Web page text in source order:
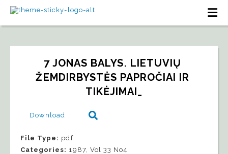
7 JONAS BALYS. LIETUVIŲ
ŽEMDIRBYSTĖS PAPROČIAI IR
TIKĖJIMAI_
Download
File Type: pdf
Categories: 1987, Vol 33 No4